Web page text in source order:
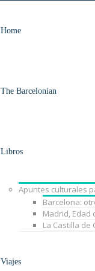
Home
The Barcelonian
Libros
Apuntes culturales
Barcelona:
Madrid, Edad
La Castilla de
Viajes